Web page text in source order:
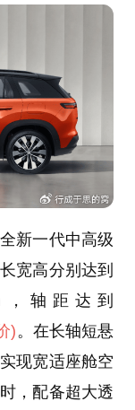
新一代中高级
宽高分别达到
，轴距达到
) 。在长轴短悬
现宽适座舱空
，配备超大透